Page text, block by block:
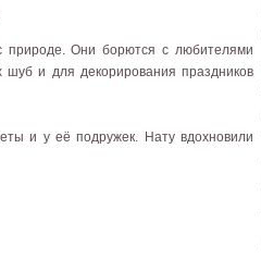
природе. Они борются с любителями
шуб и для декорирования праздников
и у её подружек. Нату вдохновили